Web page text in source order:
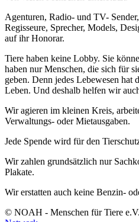
Agenturen, Radio- und TV-
Regisseure, Sprecher, Models,
auf ihr Honorar.
Tiere haben keine Lobby. Sie
haben nur Menschen, die sich für
geben. Denn jedes Lebewesen hat
Leben. Und deshalb helfen wir
Wir agieren im kleinen Kreis,
Verwaltungs- oder Mietausgaben.
Jede Spende wird für den
Wir zahlen grundsätzlich nur
Plakate.
Wir erstatten auch keine Benzin-
© NOAH - Menschen für Tiere